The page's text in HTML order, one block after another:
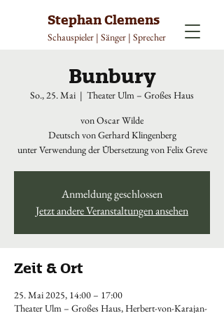
Stephan Clemens
Schauspieler | Sänger | Sprecher
Bunbury
So., 25. Mai
  |
Theater Ulm – Großes Haus
von Oscar Wilde
Deutsch von Gerhard Klingenberg
unter Verwendung der Übersetzung von Felix Greve
Anmeldung geschlossen
Jetzt andere Veranstaltungen ansehen
Zeit & Ort
25. Mai 2025, 14:00 – 17:00
Theater Ulm – Großes Haus, Herbert-von-Karajan-